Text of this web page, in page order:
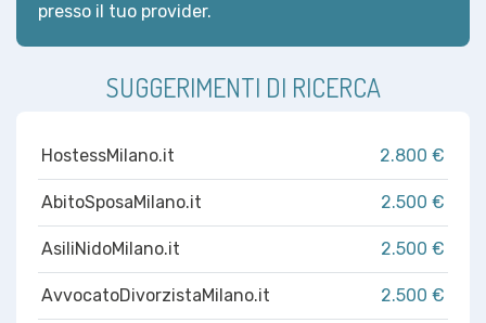
presso il tuo provider.
SUGGERIMENTI DI RICERCA
HostessMilano.it 2.800 €
AbitoSposaMilano.it 2.500 €
AsiliNidoMilano.it 2.500 €
AvvocatoDivorzistaMilano.it 2.500 €